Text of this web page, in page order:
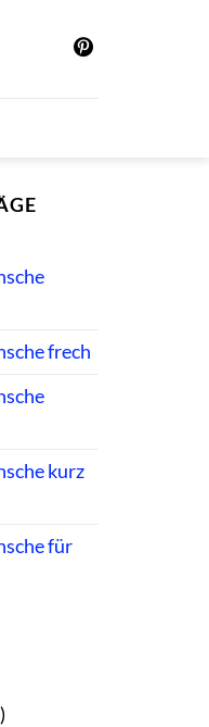
frech
kurz
für